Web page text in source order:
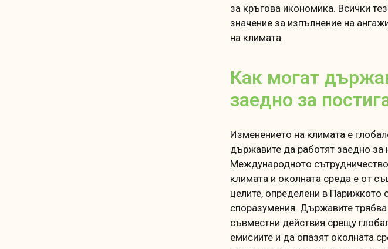
за кръгова икономика. Всички
значение за изпълнение на
на климата.
Как могат
заедно за
Изменението на климата е
държавите да работят заедно за
Международното
климата и околната среда е от
целите, определени в Парижкото
споразумения. Държавите
съвместни действия срещу
емисиите и да опазят околната